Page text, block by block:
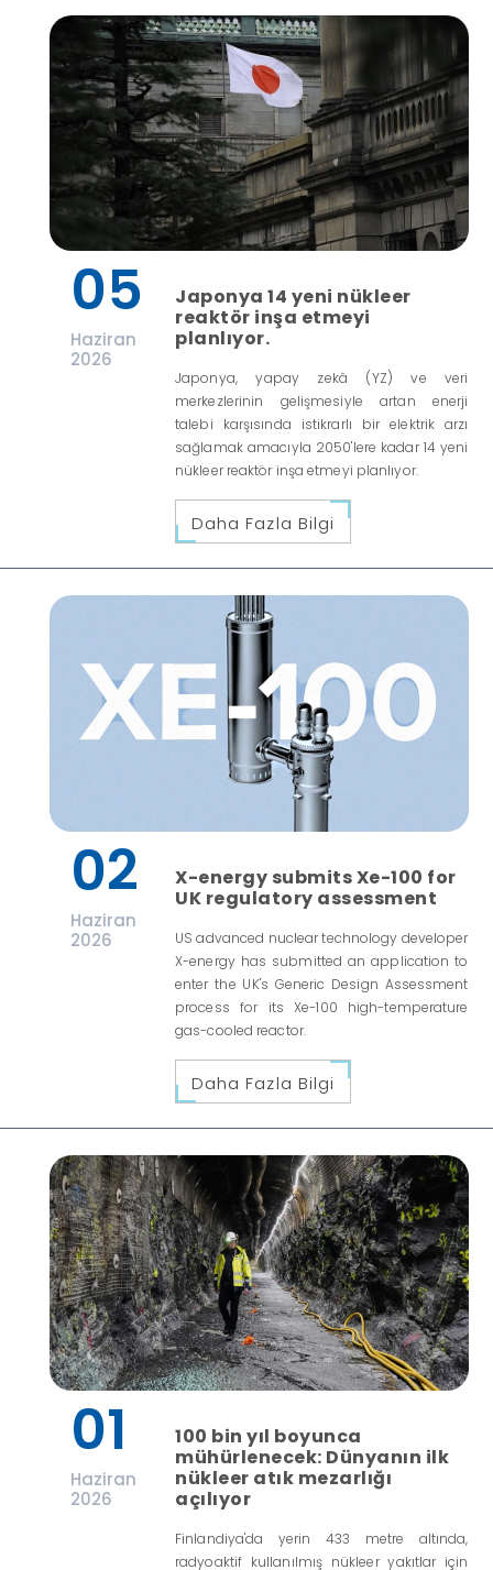
05
Haziran
2026
Japonya 14 yeni nükleer
reaktör inşa etmeyi
planlıyor.
Japonya, yapay zekâ (YZ) ve veri
merkezlerinin gelişmesiyle artan enerji
talebi karşısında istikrarlı bir elektrik arzı
sağlamak amacıyla 2050'lere kadar 14 yeni
nükleer reaktör inşa etmeyi planlıyor.
Daha Fazla Bilgi
02
Haziran
2026
X-energy submits Xe-100 for
UK regulatory assessment
US advanced nuclear technology developer
X-energy has submitted an application to
enter the UK's Generic Design Assessment
process for its Xe-100 high-temperature
gas-cooled reactor.
Daha Fazla Bilgi
01
Haziran
2026
100 bin yıl boyunca
mühürlenecek: Dünyanın ilk
nükleer atık mezarlığı
açılıyor
Finlandiya'da yerin 433 metre altında,
radyoaktif kullanılmış nükleer yakıtlar için